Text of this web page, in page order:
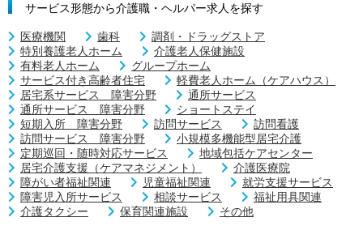
サービス形態から介護職・ヘルパー求人を探す
医療機関 歯科
調剤・ドラッグストア
特別養護老人ホーム
介護老人保健施設
有料老人ホーム
グループホーム
サービス付き高齢者住宅
軽費老人ホーム（ケアハウス）
居宅系サービス 障害分野
通所サービス
通所サービス 障害分野
ショートステイ
短期入所 障害分野
訪問サービス
訪問看護
訪問サービス 障害分野
小規模多機能型居宅介護
定期巡回・随時対応サービス
地域包括ケアセンター
居宅介護支援（ケアマネジメント）
介護医療院
障がい者福祉関連
児童福祉関連
就労支援サービス
障害児入所サービス
相談サービス
福祉用具関連
介護タクシー
保育関連施設 その他